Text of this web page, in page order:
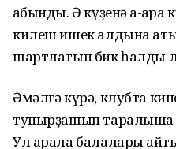
ҡабынды. Ə күҙенə аҡ-
килеш ишек алдына
шартлатып бик һалды
Əмəлгə күрə, клубта
тупырҙашып таралыша
Ул арала балалары